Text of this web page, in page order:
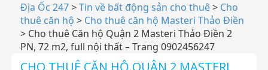
Địa Ốc 247>Tin về bất động sản cho thuê> Cho
thuê căn hộ > Cho thuê căn hộ Masteri Thảo Điền
> Cho thuê Căn hộ Quận 2 Masteri Thảo Điền 2
PN, 72 m2, full nội thất – Trang 0902456247
CHO THUÊ CĂN HỘ QUẬN 2 MASTERI